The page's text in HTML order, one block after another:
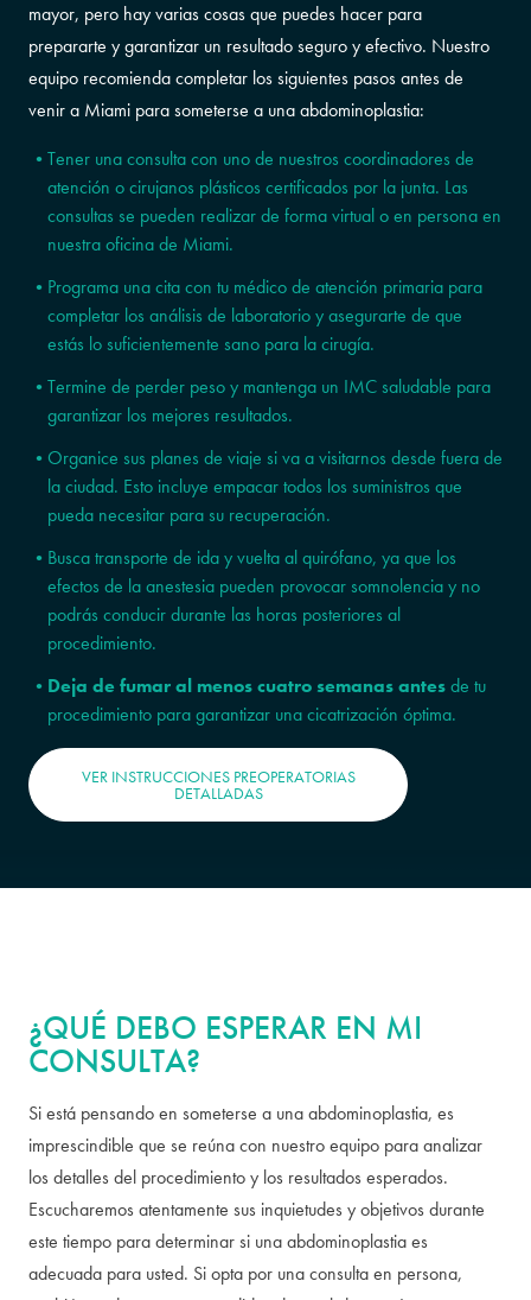
mayor, pero hay varias cosas que puedes hacer para
prepararte y garantizar un resultado seguro y efectivo. Nuestro
equipo recomienda completar los siguientes pasos antes de
venir a Miami para someterse a una abdominoplastia:
Tener una consulta con uno de nuestros coordinadores de
atención o cirujanos plásticos certificados por la junta. Las
consultas se pueden realizar de forma virtual o en persona en
nuestra oficina de Miami.
Programa una cita con tu médico de atención primaria para
completar los análisis de laboratorio y asegurarte de que
estás lo suficientemente sano para la cirugía.
Termine de perder peso y mantenga un IMC saludable para
garantizar los mejores resultados.
Organice sus planes de viaje si va a visitarnos desde fuera de
la ciudad. Esto incluye empacar todos los suministros que
pueda necesitar para su recuperación.
Busca transporte de ida y vuelta al quirófano, ya que los
efectos de la anestesia pueden provocar somnolencia y no
podrás conducir durante las horas posteriores al
procedimiento.
Deja de fumar al menos cuatro semanas antesde tu
procedimiento para garantizar una cicatrización óptima.
VER INSTRUCCIONES PREOPERATORIAS
DETALLADAS
¿QUÉ DEBO ESPERAR EN MI
CONSULTA?
Si está pensando en someterse a una abdominoplastia, es
imprescindible que se reúna con nuestro equipo para analizar
los detalles del procedimiento y los resultados esperados.
Escucharemos atentamente sus inquietudes y objetivos durante
este tiempo para determinar si una abdominoplastia es
adecuada para usted. Si opta por una consulta en persona,